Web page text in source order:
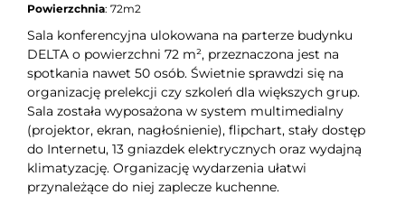
Powierzchnia: 72m2
Sala konferencyjna ulokowana na parterze budynku
DELTA o powierzchni 72 m², przeznaczona jest na
spotkania nawet 50 osób. Świetnie sprawdzi się na
organizację prelekcji czy szkoleń dla większych grup.
Sala została wyposażona w system multimedialny
(projektor, ekran, nagłośnienie), flipchart, stały dostęp
do Internetu, 13 gniazdek elektrycznych oraz wydajną
klimatyzację. Organizację wydarzenia ułatwi
przynależące do niej zaplecze kuchenne.